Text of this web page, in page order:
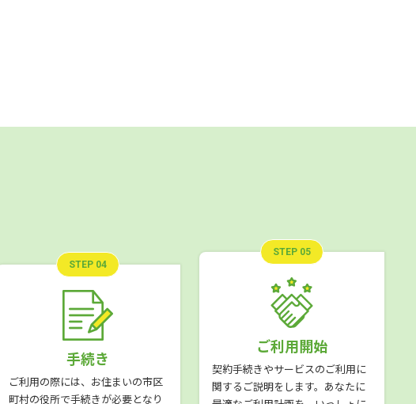
STEP 04
手続き
ご利用の際には、お住まいの市区
町村の役所で手続きが必要となり
STEP 05
ご利用開始
契約手続きやサービスのご利用に
関するご説明をします。あなたに